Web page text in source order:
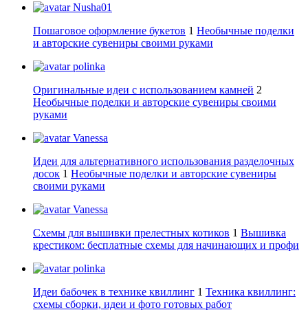
Nusha01
Пошаговое оформление букетов 1 Необычные поделки
и авторские сувениры своими руками
polinka
Оригинальные идеи с использованием камней 2
Необычные поделки и авторские сувениры своими
руками
Vanessa
Идеи для альтернативного использования разделочных
досок 1 Необычные поделки и авторские сувениры
своими руками
Vanessa
Схемы для вышивки прелестных котиков 1 Вышивка
крестиком: бесплатные схемы для начинающих и профи
polinka
Идеи бабочек в технике квиллинг 1 Техника квиллинг:
схемы сборки, идеи и фото готовых работ